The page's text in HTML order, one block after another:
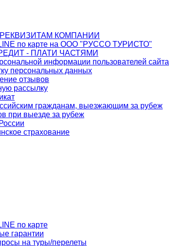
КОМПАНИИ
по карте на ООО "РУССО ТУРИСТО"
- ПЛАТИ ЧАСТЯМИ
информации пользователей сайта
персональных данных
отзывов
рассылку
гражданам, выезжающим за рубеж
при выезде за рубеж
страхование
по карте
гарантии
на туры/перелеты